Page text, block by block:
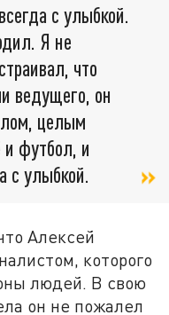
с улыбкой.
Я не
что
ведущего, он
целым
футбол, и
с улыбкой.
Алексей
которого
людей. В свою
он не пожалел